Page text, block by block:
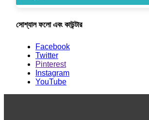
সোশ্যাল ফলো এবং কাউন্টার
Facebook
Twitter
Pinterest
Instagram
YouTube